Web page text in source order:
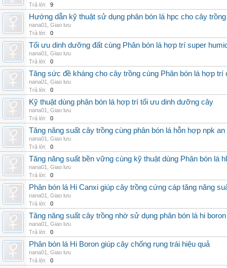
Trả lời:
9
Hướng dẫn kỹ thuật sử dụng phân bón lá hpc cho cây trồng
nana01
Giao lưu
Trả lời:
0
Tối ưu dinh dưỡng đất cùng Phân bón lá hợp trí super
nana01
Giao lưu
Trả lời:
0
Tăng sức đề kháng cho cây trồng cùng Phân bón lá hợp trí
nana01
Giao lưu
Trả lời:
0
Kỹ thuật dùng phân bón lá hợp trí tối ưu dinh dưỡng cây
nana01
Giao lưu
Trả lời:
0
Tăng năng suất cây trồng cùng phân bón lá hỗn hợp npk an
nana01
Giao lưu
Trả lời:
0
Tăng năng suất bền vững cùng kỹ thuật dùng Phân bón lá
nana01
Giao lưu
Trả lời:
0
Phân bón lá Hi Canxi giúp cây trồng cứng cáp tăng năng
nana01
Giao lưu
Trả lời:
0
Tăng năng suất cây trồng nhờ sử dụng phân bón lá hi
nana01
Giao lưu
Trả lời:
0
Phân bón lá Hi Boron giúp cây chống rụng trái hiệu quả
nana01
Giao lưu
Trả lời:
0